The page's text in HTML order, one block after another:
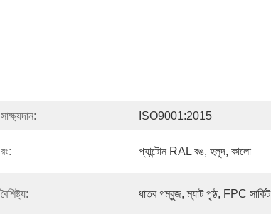
সাক্ষ্যদান: ISO9001:2015
রং: প্যান্টোন RAL রঙ, হলুদ, কালো
বৈশিষ্ট্য: ধাতব গম্বুজ, ম্যাট পৃষ্ঠ, FPC সার্কিট